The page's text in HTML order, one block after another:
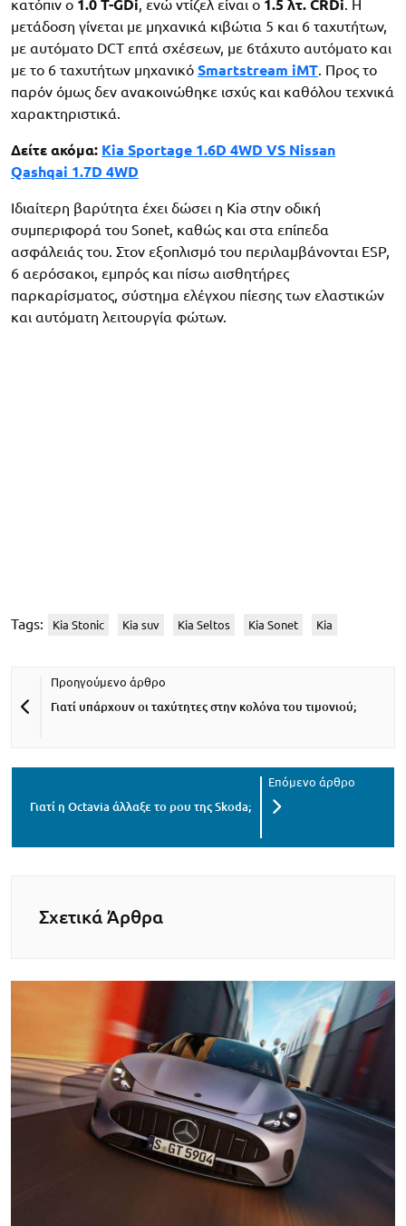
κατόπιν ο 1.0 T-GDi, ενώ ντίζελ είναι ο 1.5 λτ. CRDi. Η
μετάδοση γίνεται με μηχανικά κιβώτια 5 και 6 ταχυτήτων,
με αυτόματο DCT επτά σχέσεων, με 6τάχυτο αυτόματο και
με το 6 ταχυτήτων μηχανικό Smartstream iMT. Προς το
παρόν όμως δεν ανακοινώθηκε ισχύς και καθόλου τεχνικά
χαρακτηριστικά.
Δείτε ακόμα: Kia Sportage 1.6D 4WD VS Nissan
Qashqai 1.7D 4WD
Ιδιαίτερη βαρύτητα έχει δώσει η Kia στην οδική
συμπεριφορά του Sonet, καθώς και στα επίπεδα
ασφάλειάς του. Στον εξοπλισμό του περιλαμβάνονται ESP,
6 αερόσακοι, εμπρός και πίσω αισθητήρες
παρκαρίσματος, σύστημα ελέγχου πίεσης των ελαστικών
και αυτόματη λειτουργία φώτων.
Tags: Kia Stonic Kia suv Kia Seltos Kia Sonet Kia
Γιατί υπάρχουν οι ταχύτητες στην κολόνα του τιμονιού;
Γιατί η Octavia άλλαξε το ρου της Skoda;
Σχετικά Άρθρα